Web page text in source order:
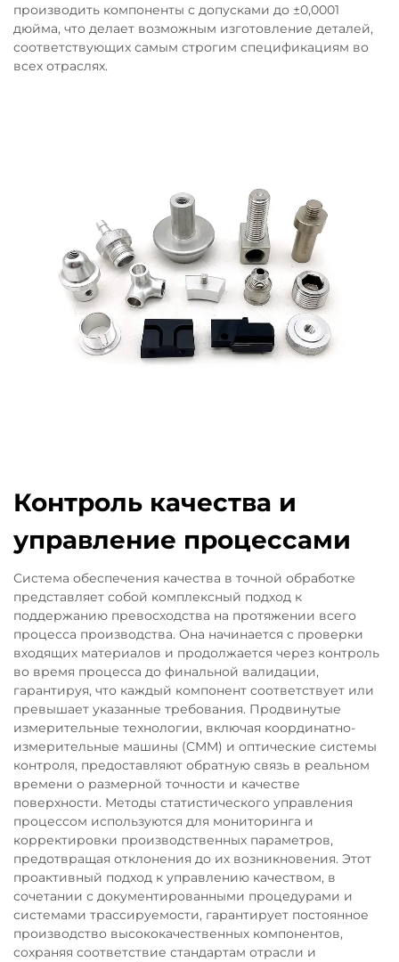
производить компоненты с допусками до ±0,0001
дюйма, что делает возможным изготовление деталей,
соответствующих самым строгим спецификациям во
всех отраслях.
Контроль качества и
управление процессами
Система обеспечения качества в точной обработке
представляет собой комплексный подход к
поддержанию превосходства на протяжении всего
процесса производства. Она начинается с проверки
входящих материалов и продолжается через контроль
во время процесса до финальной валидации,
гарантируя, что каждый компонент соответствует или
превышает указанные требования. Продвинутые
измерительные технологии, включая координатно-
измерительные машины (CMM) и оптические системы
контроля, предоставляют обратную связь в реальном
времени о размерной точности и качестве
поверхности. Методы статистического управления
процессом используются для мониторинга и
корректировки производственных параметров,
предотвращая отклонения до их возникновения. Этот
проактивный подход к управлению качеством, в
сочетании с документированными процедурами и
системами трассируемости, гарантирует постоянное
производство высококачественных компонентов,
сохраняя соответствие стандартам отрасли и